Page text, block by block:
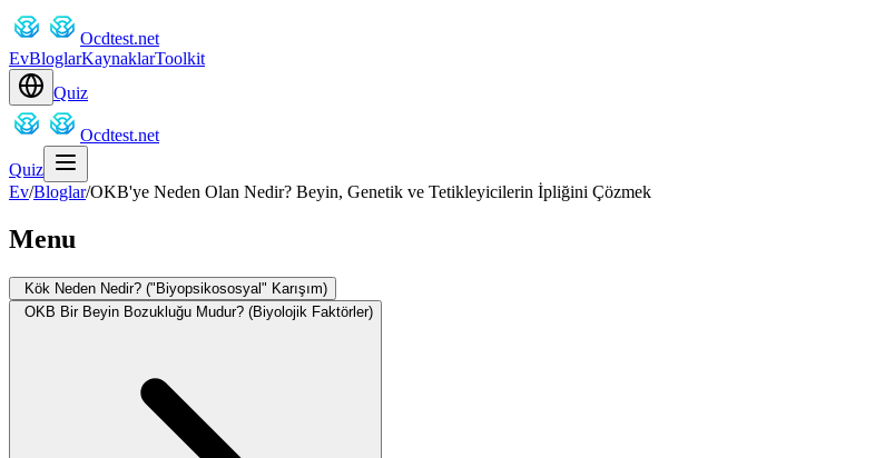
Ocdtest.net
EvBloglarKaynaklarToolkit
Quiz
Ocdtest.net
Quiz
Ev/Bloglar/OKB'ye Neden Olan Nedir? Beyin, Genetik ve Tetikleyicilerin İpliğini Çözmek
Menu
Kök Neden Nedir? ("Biyopsikososyal" Karışım)
OKB Bir Beyin Bozukluğu Mudur? (Biyolojik Faktörler)